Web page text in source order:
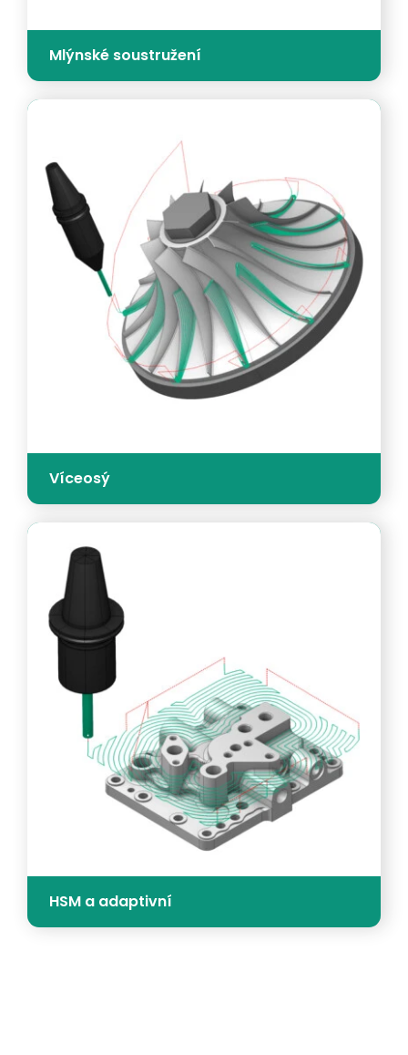
Mlýnské soustružení
Víceosý
HSM a adaptivní